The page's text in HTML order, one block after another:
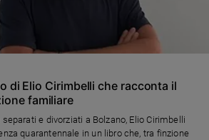
di Elio Cirimbelli che racconta il
familiare
e divorziati a Bolzano, Elio Cirimbelli
quarantennale in un libro che, tra finzione